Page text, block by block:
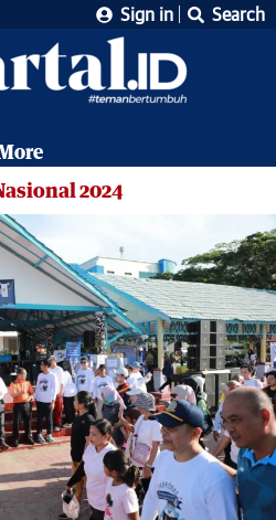
Sign in Search
2024